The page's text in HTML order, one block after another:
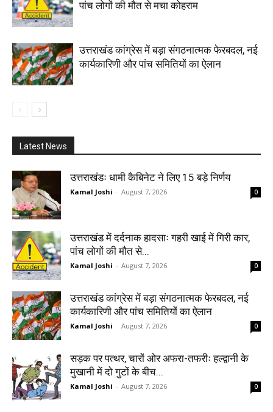
पांच लोगों की मौत से मचा कोहराम
उत्तराखंड कांग्रेस में बड़ा संगठनात्मक फेरबदल, नई
कार्यकारिणी और पांच समितियों का ऐलान
Latest News
उत्तराखंडः धामी कैबिनेट ने लिए 15 बड़े निर्णय
Kamal Joshi - August 7, 2026 0
उत्तराखंड में दर्दनाक हादसाः गहरी खाई में गिरी कार,
पांच लोगों की मौत से...
Kamal Joshi - August 7, 2026 0
उत्तराखंड कांग्रेस में बड़ा संगठनात्मक फेरबदल, नई
कार्यकारिणी और पांच समितियों का ऐलान
Kamal Joshi - August 7, 2026 0
सड़क पर पत्थर, चारों ओर अफरा-तफरीः हल्द्वानी के
मुखानी में दो गुटों के बीच...
Kamal Joshi - August 7, 2026 0